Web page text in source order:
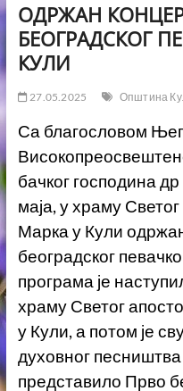
ОДРЖАН
БЕОГРАДСКОГ
КУЛИ
27.05.2025 Општина
Са благословом
бачког господина
маја, у храму
Марка у Кули
београдског
програма је
храму Светог
у Кули, а потом је
духовног
представило Прво